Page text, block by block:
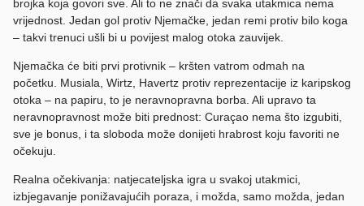
brojka koja govori sve. Ali to ne znači da svaka utakmica nema
vrijednost. Jedan gol protiv Njemačke, jedan remi protiv bilo koga
– takvi trenuci ušli bi u povijest malog otoka zauvijek.
Njemačka će biti prvi protivnik – kršten vatrom odmah na
početku. Musiala, Wirtz, Havertz protiv reprezentacije iz karipskog
otoka – na papiru, to je neravnopravna borba. Ali upravo ta
neravnopravnost može biti prednost: Curaçao nema što izgubiti,
sve je bonus, i ta sloboda može donijeti hrabrost koju favoriti ne
očekuju.
Realna očekivanja: natjecateljska igra u svakoj utakmici,
izbjegavanje ponižavajućih poraza, i možda, samo možda, jedan